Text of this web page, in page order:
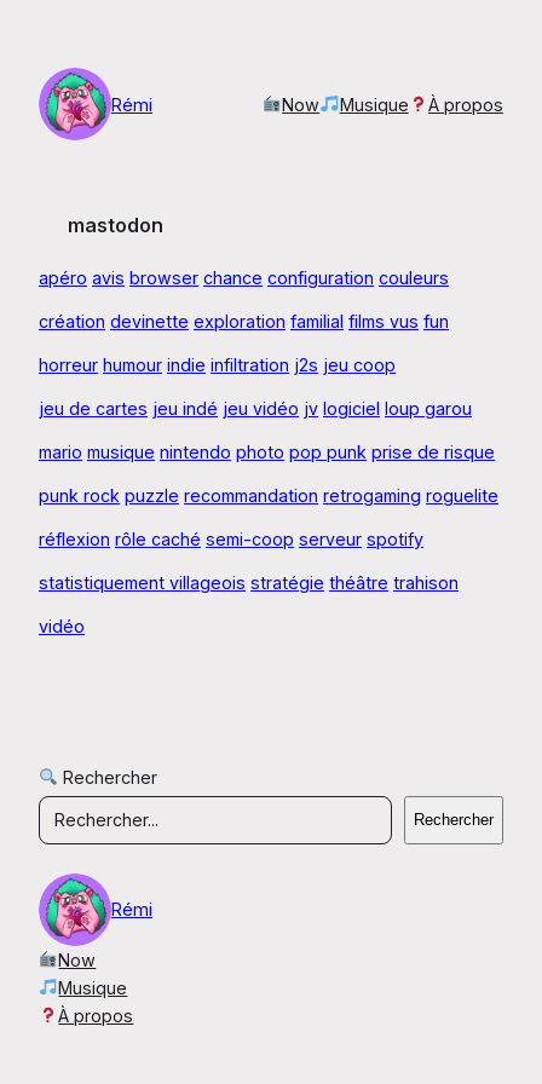
contenu
Rémi
Now Musique À propos
mastodon
apéro avis browser chance configuration couleurs
création devinette exploration familial films vus fun
horreur humour indie infiltration j2s jeu coop
jeu de cartes jeu indé jeu vidéo jv logiciel loup garou
mario musique nintendo photo pop punk prise de risque
punk rock puzzle recommandation retrogaming roguelite
réflexion rôle caché semi-coop serveur spotify
statistiquement villageois stratégie théâtre trahison
vidéo
Rechercher
Rechercher
Rémi
Now
Musique
À propos